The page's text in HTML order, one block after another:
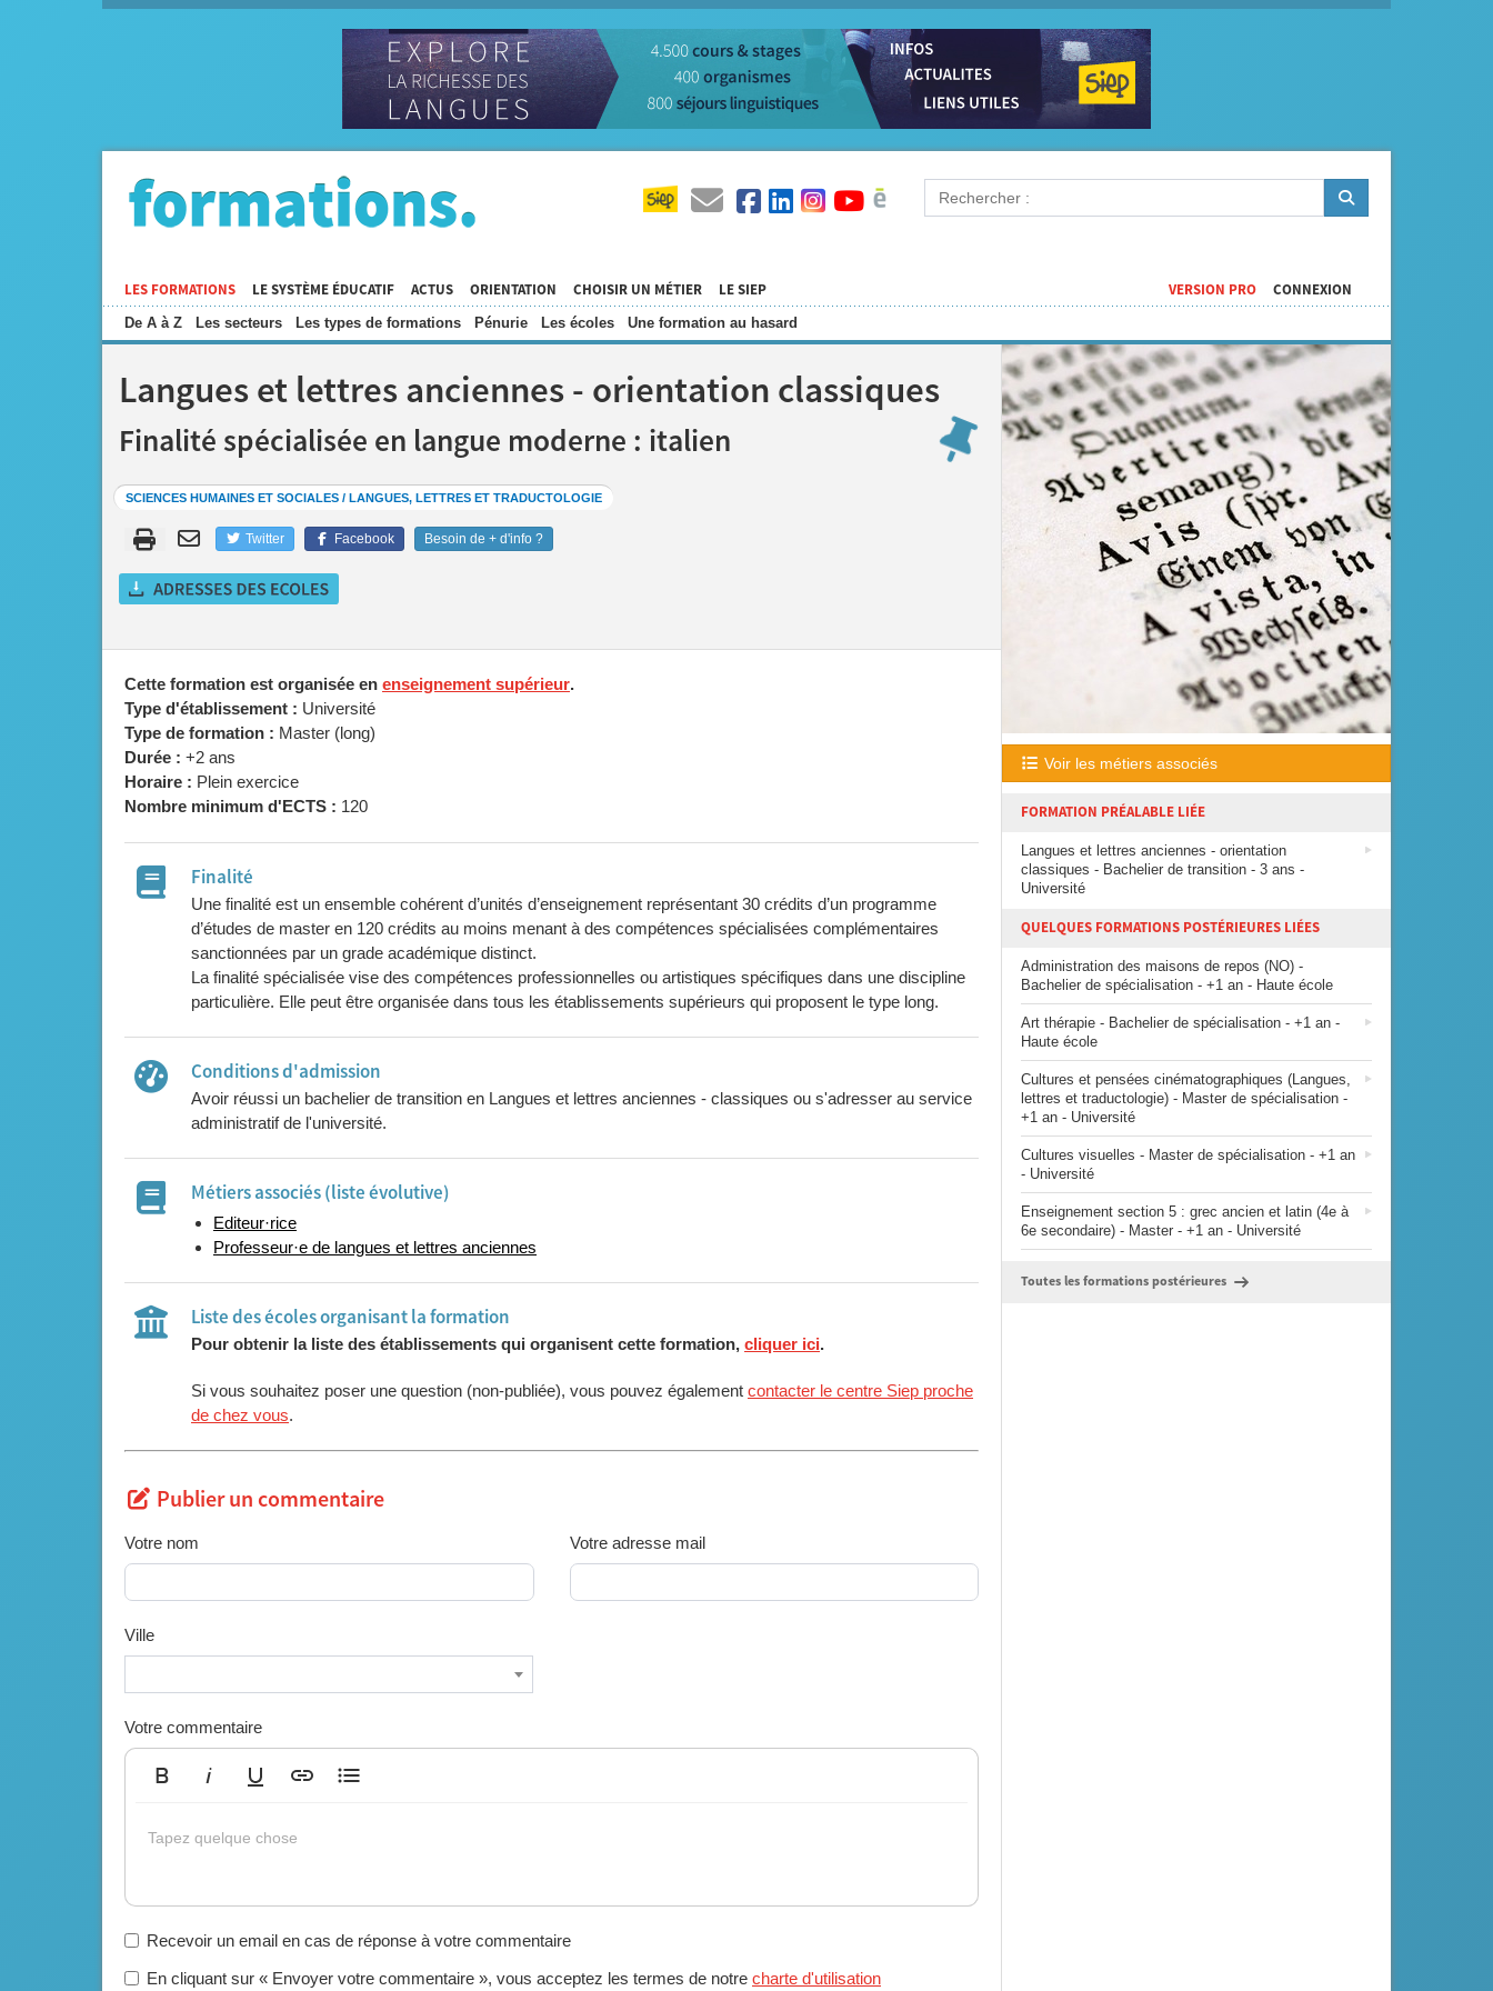
LES FORMATIONS
De A à Z Les secteurs Les types de formations Pénurie Les écoles Une formation au hasard
LE SYSTÈME ÉDUCATIF ACTUS ORIENTATION CHOISIR UN MÉTIER LE SIEP CONNEXION
VERSION PRO
Langues et lettres anciennes - orientation classiques
Finalité spécialisée en langue moderne : italien
SCIENCES HUMAINES ET SOCIALES / LANGUES, LETTRES ET TRADUCTOLOGIE
Twitter Facebook Besoin de + d'info ?
Cette formation est organisée en enseignement supérieur.
Type d'établissement : Université
Type de formation : Master (long)
Durée : +2 ans
Horaire : Plein exercice
Nombre minimum d'ECTS : 120
Finalité
Une finalité est un ensemble cohérent d’unités d’enseignement représentant 30 crédits d’un programme
d’études de master en 120 crédits au moins menant à des compétences spécialisées complémentaires
sanctionnées par un grade académique distinct.
La finalité spécialisée vise des compétences professionnelles ou artistiques spécifiques dans une discipline
particulière. Elle peut être organisée dans tous les établissements supérieurs qui proposent le type long.
Conditions d'admission
Avoir réussi un bachelier de transition en Langues et lettres anciennes - classiques ou s'adresser au service
administratif de l'université.
Métiers associés (liste évolutive)
Editeur·rice
Professeur·e de langues et lettres anciennes
Liste des écoles organisant la formation
Pour obtenir la liste des établissements qui organisent cette formation, cliquer ici.
Si vous souhaitez poser une question (non-publiée), vous pouvez également contacter le centre Siep proche
de chez vous.
Publier un commentaire
Votre nom Votre adresse mail
Ville
Votre commentaire
Tapez quelque chose
Recevoir un email en cas de réponse à votre commentaire
En cliquant sur « Envoyer votre commentaire », vous acceptez les termes de notre charte d'utilisation
Voir les métiers associés
FORMATION PRÉALABLE LIÉE
Langues et lettres anciennes - orientation
classiques - Bachelier de transition - 3 ans -
Université
QUELQUES FORMATIONS POSTÉRIEURES LIÉES
Administration des maisons de repos (NO) -
Bachelier de spécialisation - +1 an - Haute école
Art thérapie - Bachelier de spécialisation - +1 an -
Haute école
Cultures et pensées cinématographiques (Langues,
lettres et traductologie) - Master de spécialisation -
+1 an - Université
Cultures visuelles - Master de spécialisation - +1 an
- Université
Enseignement section 5 : grec ancien et latin (4e à
6e secondaire) - Master - +1 an - Université
Toutes les formations postérieures